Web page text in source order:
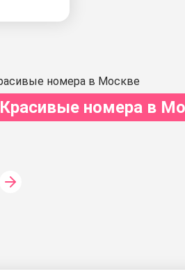
Красивые номера в